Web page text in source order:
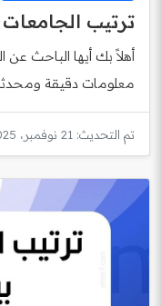
ترتيب
أهلاً بك أيها الباحث
معلومات دقيقة
تم التحديث: 21 نوفمبر، 2025